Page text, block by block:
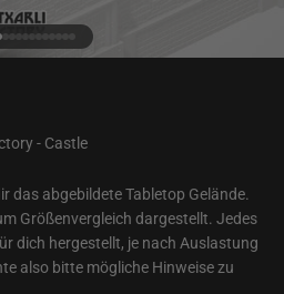
zu Element 1
Gehe zu Element 2
Gehe zu Element 3
Gehe zu Element 4
Gehe zu Element 5
Gehe zu Element 6
Gehe zu Element 7
Gehe zu Element 8
Gehe zu Element 9
Gehe zu Element 10
Gehe zu Element 11
Gehe zu Element 12
- Castle
das abgebildete Tabletop Gelände.
Größenvergleich dargestellt. Jedes
dich hergestellt, je nach Auslastung
also bitte mögliche Hinweise zu